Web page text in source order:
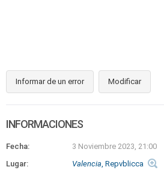
Informar de un error Modificar
INFORMACIONES
Fecha: 3 Noviembre 2023, 21:00
Lugar:
Valencia, Repvblicca